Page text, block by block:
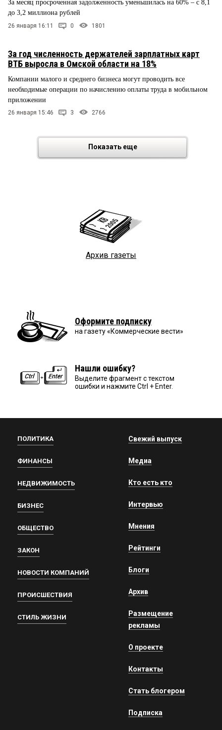
За месяц просроченная задолженность уменьшилась на 60% – с 8,1
до 3,2 миллиона рублей
26 января 16:11 0 1801
За год численность держателей зарплатных карт
ВТБ выросла в Омской области на 18%
Компании малого и среднего бизнеса могут проводить все
необходимые операции по начислению оплаты труда в мобильном
приложении
26 января 15:46 3 2766
Показать еще
Архив газеты
Оформите подписку
на газету «Коммерческие вести»
Нашли ошибку?
Выделите фрагмент с текстом
ошибки и нажмите Ctrl + Enter.
ПОЛИТИКА
ФИНАНСЫ
НЕДВИЖИМОСТЬ
БИЗНЕС
ОБЩЕСТВО
ЗАКОН
НОВОСТИ КОМПАНИЙ
ПРОИСШЕСТВИЯ
СТИЛЬ ЖИЗНИ
Свежий выпуск
Медиа
Кто есть кто
Интервью
Мнения
Рейтинги
Блоги
Архив
Размещение
рекламы
О проекте
Контакты
Стать блогером
Подписка